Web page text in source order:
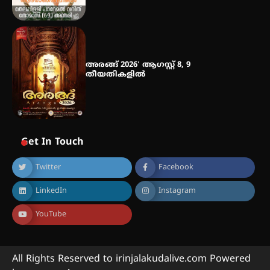
അരങ്ങ് 2026′ ആഗസ്റ്റ് 8, 9
തീയതികളിൽ
Get In Touch
Twitter Facebook
LinkedIn Instagram
YouTube
All Rights Reserved to irinjalakudalive.com Powered